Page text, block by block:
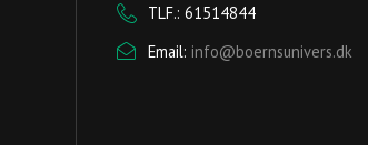
TLF.: 61514844
Email: info@boernsunivers.dk